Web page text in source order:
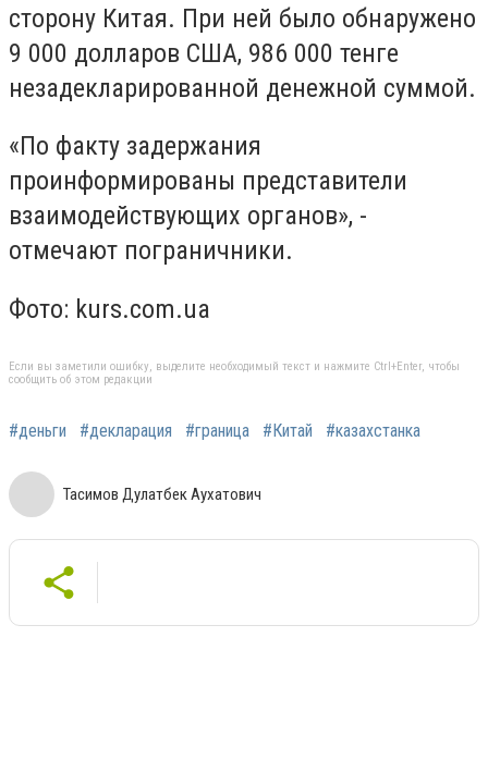
сторону Китая. При ней было обнаружено
9 000 долларов США, 986 000 тенге
незадекларированной денежной суммой.
«По факту задержания
проинформированы представители
взаимодействующих органов», -
отмечают пограничники.
Фото: kurs.com.ua
Если вы заметили ошибку, выделите необходимый текст и нажмите Ctrl+Enter, чтобы
сообщить об этом редакции
#деньги #декларация #граница #Китай #казахстанка
Тасимов Дулатбек Аухатович